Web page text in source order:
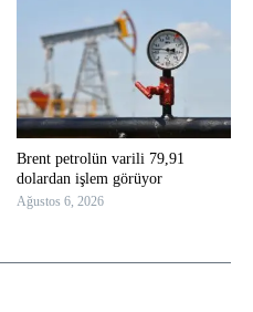
Brent petrolün varili 79,91
dolardan işlem görüyor
Ağustos 6, 2026